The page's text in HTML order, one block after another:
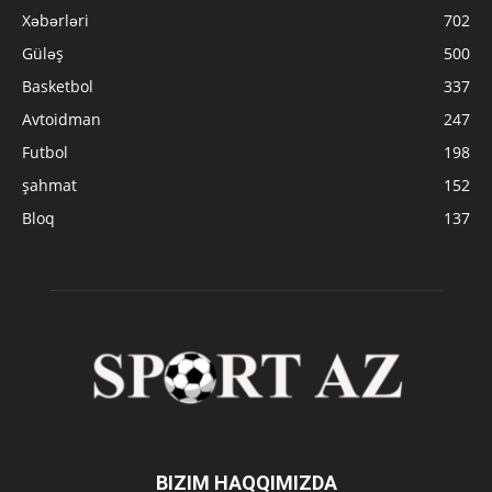
Xəbərləri
702
Güləş
500
Basketbol
337
Avtoidman
247
Futbol
198
şahmat
152
Bloq
137
BIZIM HAQQIMIZDA